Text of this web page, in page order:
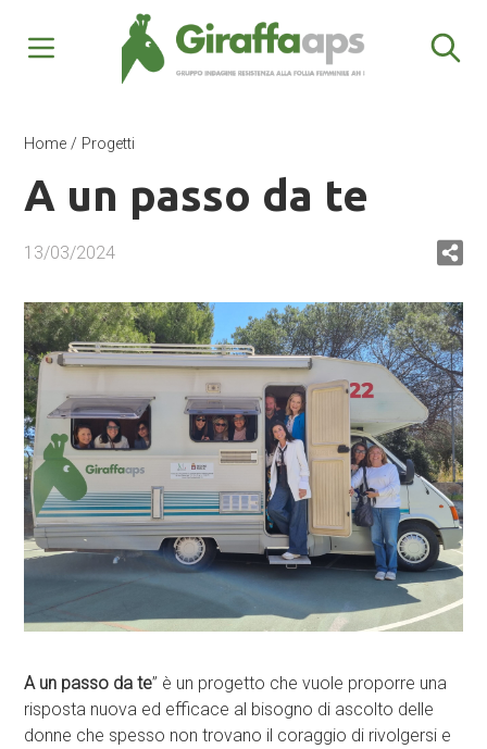
Home / Progetti
A un passo da te
13/03/2024
A un passo da te” è un progetto che vuole proporre una
risposta nuova ed efficace al bisogno di ascolto delle
donne che spesso non trovano il coraggio di rivolgersi e